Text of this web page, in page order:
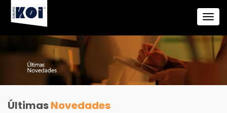
ÚltimasNovedades